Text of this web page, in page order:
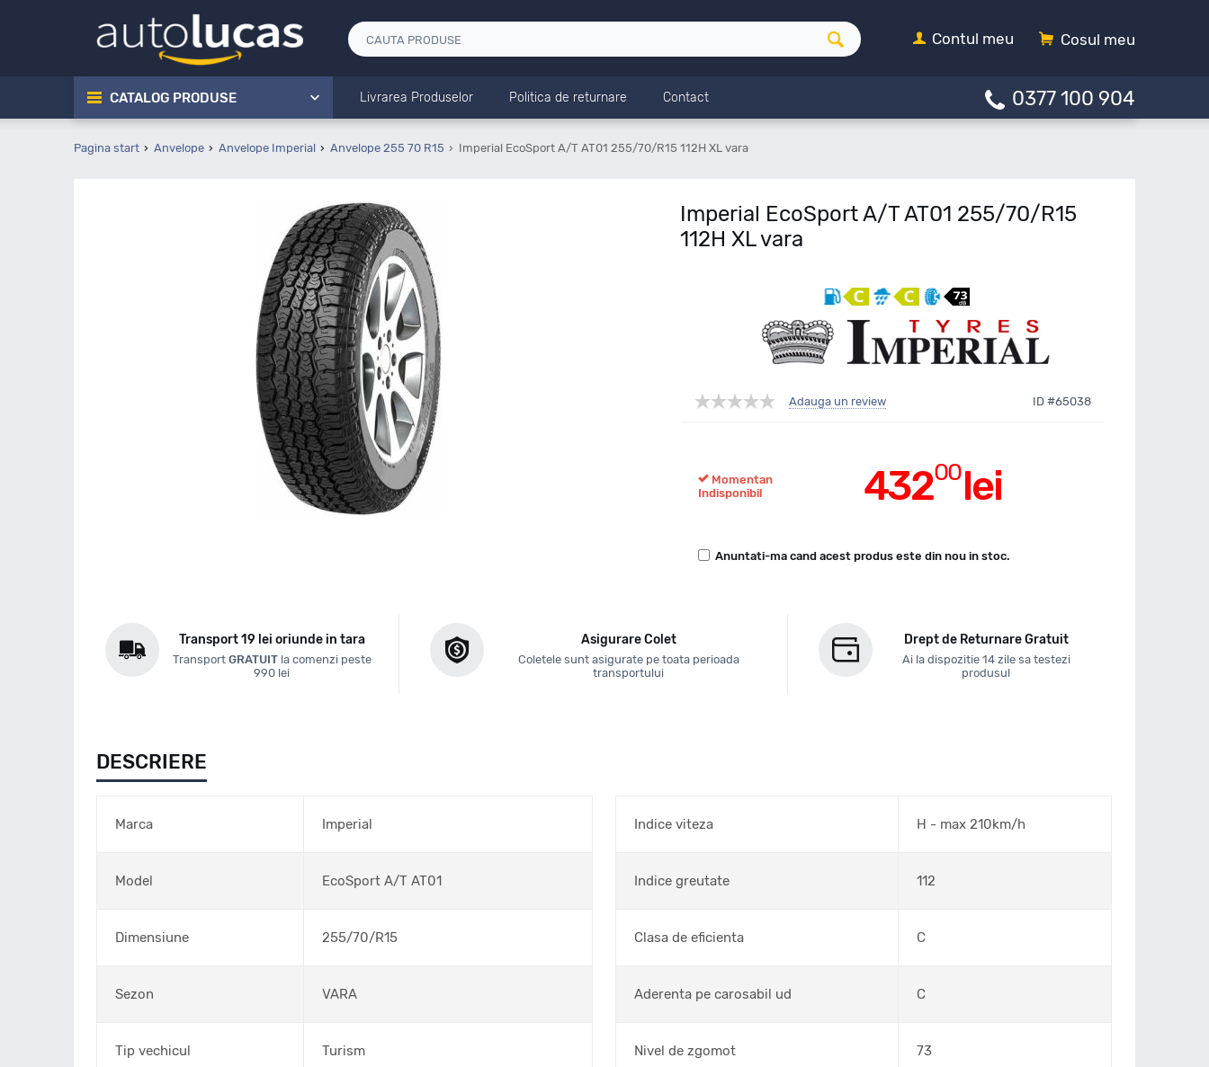
Cosul meu
Contul meu
CATALOG PRODUSE Livrarea Produselor Politica de returnare Contact 0377 100 904
Pagina start Anvelope Anvelope Imperial Anvelope 255 70 R15 Imperial EcoSport A/T AT01 255/70/R15 112H XL vara
Imperial EcoSport A/T AT01 255/70/R15
112H XL vara
Adauga un review ID #65038
43200lei
Momentan
Indisponibil
Anuntati-ma cand acest produs este din nou in stoc.
Transport 19 lei oriunde in tara
Transport GRATUITla comenzi peste
990 lei
Asigurare Colet
Coletele sunt asigurate pe toata perioada
transportului
Drept de Returnare Gratuit
Ai la dispozitie 14 zile sa testezi
produsul
DESCRIERE
Marca Imperial
Model EcoSport A/T AT01
Dimensiune 255/70/R15
Sezon VARA
Tip vechicul Turism
Indice viteza H - max 210km/h
Indice greutate 112
Clasa de eficienta C
Aderenta pe carosabil ud C
Nivel de zgomot 73